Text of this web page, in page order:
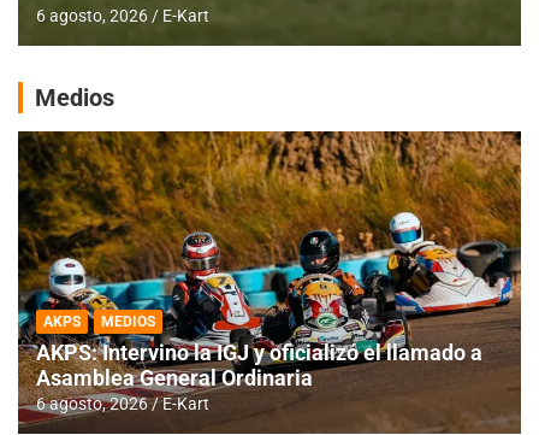
6 agosto, 2026 E-Kart
Medios
AKPS MEDIOS
AKPS: Intervino la IGJ y oficializó el llamado a
Asamblea General Ordinaria
6 agosto, 2026 E-Kart